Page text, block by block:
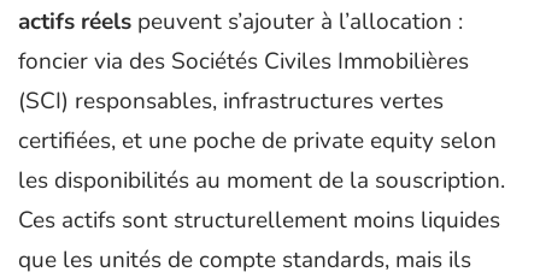
actifs réels peuvent s’ajouter à l’allocation :
foncier via des Sociétés Civiles Immobilières
(SCI) responsables, infrastructures vertes
certifiées, et une poche de private equity selon
les disponibilités au moment de la souscription.
Ces actifs sont structurellement moins liquides
que les unités de compte standards, mais ils